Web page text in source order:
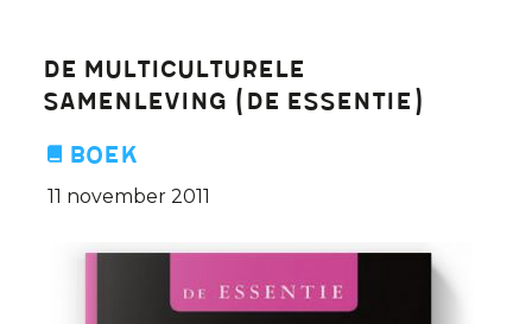
De multiculturele
samenleving (De Essentie)
Boek
11 november 2011